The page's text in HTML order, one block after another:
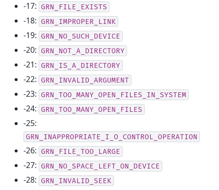
-17: GRN_FILE_EXISTS
-18: GRN_IMPROPER_LINK
-19: GRN_NO_SUCH_DEVICE
-20: GRN_NOT_A_DIRECTORY
-21: GRN_IS_A_DIRECTORY
-22: GRN_INVALID_ARGUMENT
-23: GRN_TOO_MANY_OPEN_FILES_IN_SYSTEM
-24: GRN_TOO_MANY_OPEN_FILES
-25:
GRN_INAPPROPRIATE_I_O_CONTROL_OPERATION
-26: GRN_FILE_TOO_LARGE
-27: GRN_NO_SPACE_LEFT_ON_DEVICE
-28: GRN_INVALID_SEEK